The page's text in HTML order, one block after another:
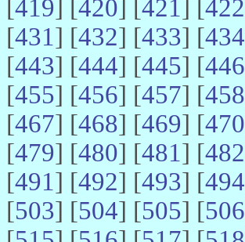
[419] [420] [421] [422
[431] [432] [433] [434
[443] [444] [445] [446
[455] [456] [457] [458
[467] [468] [469] [470
[479] [480] [481] [482
[491] [492] [493] [494
[503] [504] [505] [506